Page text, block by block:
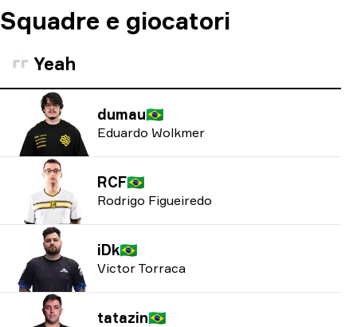
Squadre e giocatori
Yeah
dumau🇧🇷
Eduardo Wolkmer
RCF🇧🇷
Rodrigo Figueiredo
iDk🇧🇷
Victor Torraca
tatazin🇧🇷